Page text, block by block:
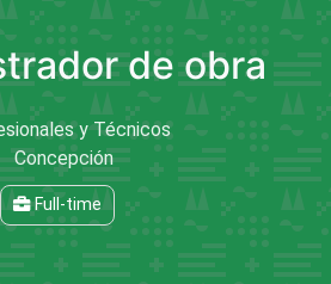
de obra
y Técnicos
Concepción
Full-time